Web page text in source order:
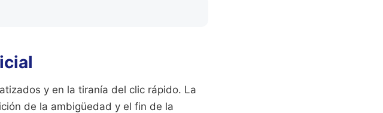
y en la tiranía del clic rápido. La
de la ambigüedad y el fin de la